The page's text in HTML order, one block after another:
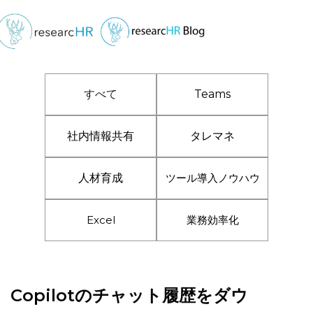
すべて Teams
社内情報共有 タレマネ
人材育成 ツール導入ノウハウ
Excel 業務効率化
Copilotのチャット履歴をダウ